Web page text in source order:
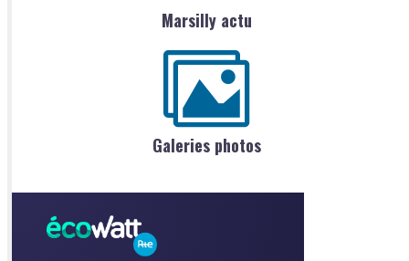
Marsilly actu
Galeries photos